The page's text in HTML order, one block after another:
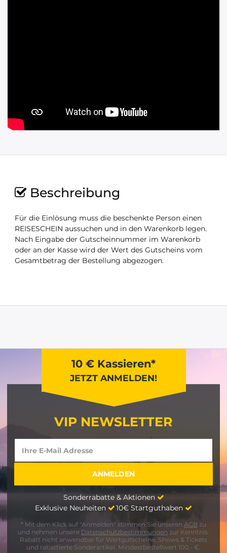
Beschreibung
Für die Einlösung muss die beschenkte Person einen
REISESCHEIN aussuchen und in den Warenkorb legen.
Nach Eingabe der Gutscheinnummer im Warenkorb
oder an der Kasse wird der Wert des Gutscheins vom
Gesamtbetrag der Bestellung abgezogen.
10 € Kassieren*
JETZT ANMELDEN!
VIP NEWSLETTER
Sonderrabatte & Aktionen
Exklusive Neuheiten
10€ Startguthaben
* Mit dem Klick auf "Anmelden" stimmen Sie unseren AGB zu
und nehmen unsere Datenschutzbestimmungen zur Kenntnis.
Rabatt nicht anwendbar für Wertgutscheine, Shows & Tickets
und rabattierte Sonderartikel. Mindestbestellwert 100,- €.